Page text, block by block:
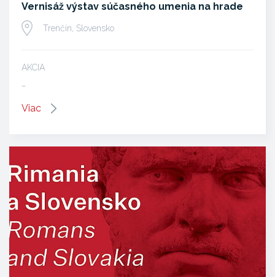
Vernisáž výstav súčasného umenia na hrade
Trenčín, Slovensko
AKCIA
Viac